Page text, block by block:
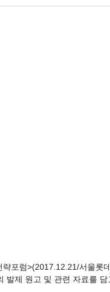
포럼>(2017.12.21/서울롯
발제 원고 및 관련 자료를 담